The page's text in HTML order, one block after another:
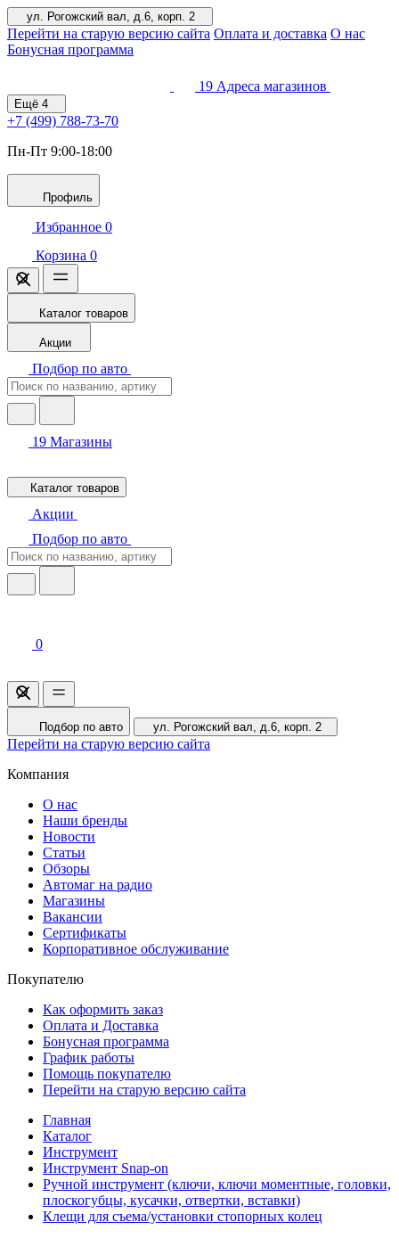
ул. Рогожский вал, д.6, корп. 2
Перейти на старую версию сайта Оплата и доставка О нас
Бонусная программа
19 Адреса магазинов
Ещё 4
+7 (499) 788-73-70
Пн-Пт 9:00-18:00
Профиль
Избранное 0
Корзина 0
Каталог товаров
Акции
Подбор по авто
19 Магазины
Каталог товаров
Акции
Подбор по авто
0
Подбор по авто ул. Рогожский вал, д.6, корп. 2
Перейти на старую версию сайта
Компания
О нас
Наши бренды
Новости
Статьи
Обзоры
Автомаг на радио
Магазины
Вакансии
Сертификаты
Корпоративное обслуживание
Покупателю
Как оформить заказ
Оплата и Доставка
Бонусная программа
График работы
Помощь покупателю
Перейти на старую версию сайта
Главная
Каталог
Инструмент
Инструмент Snap-on
Ручной инструмент (ключи, ключи моментные, головки,
плоскогубцы, кусачки, отвертки, вставки)
Клещи для съема/установки стопорных колец